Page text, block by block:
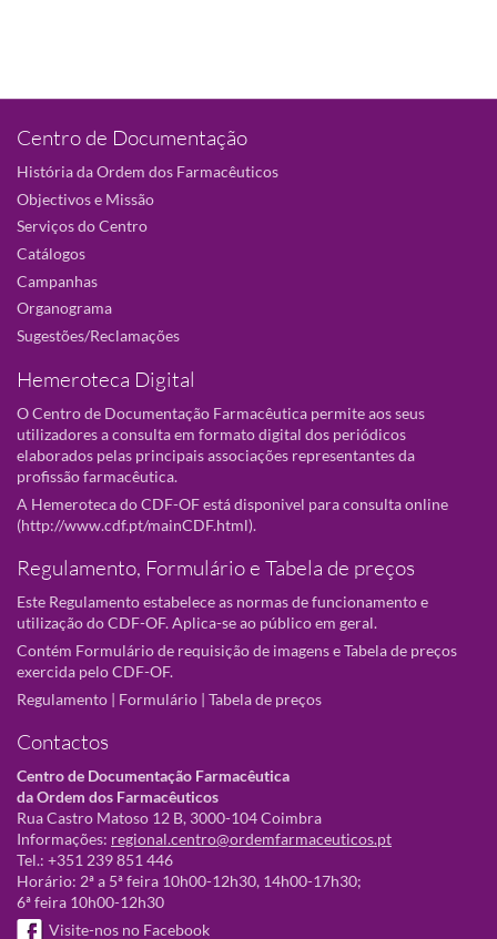
Centro de Documentação
História da Ordem dos Farmacêuticos
Objectivos e Missão
Serviços do Centro
Catálogos
Campanhas
Organograma
Sugestões/Reclamações
Hemeroteca Digital
O Centro de Documentação Farmacêutica permite aos seus
utilizadores a consulta em formato digital dos periódicos
elaborados pelas principais associações representantes da
profissão farmacêutica.
A Hemeroteca do CDF-OF está disponivel para consulta online
(http://www.cdf.pt/mainCDF.html).
Regulamento, Formulário e Tabela de preços
Este Regulamento estabelece as normas de funcionamento e
utilização do CDF-OF. Aplica-se ao público em geral.
Contém Formulário de requisição de imagens e Tabela de preços
exercida pelo CDF-OF.
Regulamento | Formulário | Tabela de preços
Contactos
Centro de Documentação Farmacêutica
da Ordem dos Farmacêuticos
Rua Castro Matoso 12 B, 3000-104 Coimbra
Informações: regional.centro@ordemfarmaceuticos.pt
Tel.: +351 239 851 446
Horário: 2ª a 5ª feira 10h00-12h30, 14h00-17h30;
6ª feira 10h00-12h30
Visite-nos no Facebook